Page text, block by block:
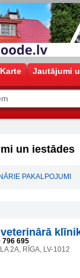
Karte Jautājumi
un iestādes
PAKALPOJUMI
veterinārā
796 695
2A, RĪGA, LV-1012